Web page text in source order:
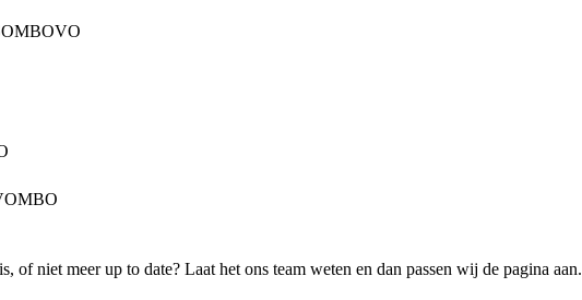
MBOVO
MBO
of niet meer up to date? Laat het ons team weten en dan passen wij de pagina aan.